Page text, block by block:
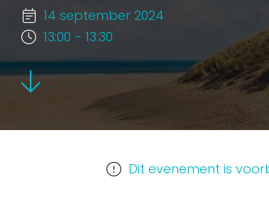
14 september 2024
13:00 - 13:30
Dit evenement is